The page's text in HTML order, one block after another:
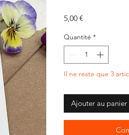
5,00 €
Quantité *
Il ne reste que 3
Ajouter au panier